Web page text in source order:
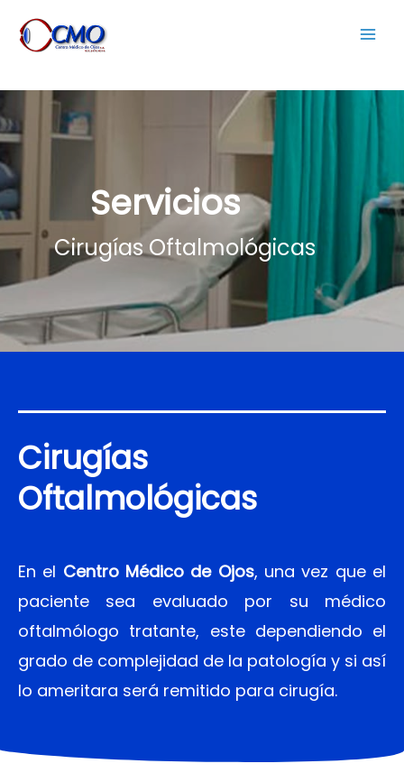
Servicios
Cirugías Oftalmológicas
Cirugías
Oftalmológicas
En el Centro Médico de Ojos, una vez que el
paciente sea evaluado por su médico
oftalmólogo tratante, este dependiendo el
grado de complejidad de la patología y si así
lo ameritara será remitido para cirugía.